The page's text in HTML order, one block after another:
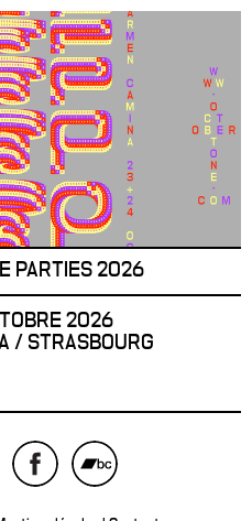
PARTIES 2026
2026
/ STRASBOURG